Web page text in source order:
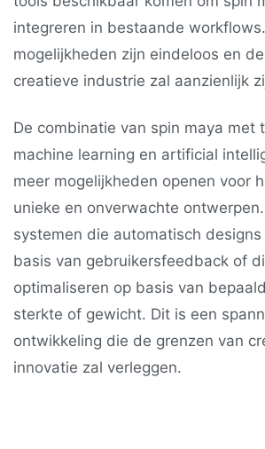
integreren in bestaande
mogelijkheden zijn eindeloos en
creatieve industrie zal aanzienlijk
De combinatie van spin maya met
machine learning en artificial
meer mogelijkheden openen voor
unieke en onverwachte
systemen die automatisch
basis van gebruikersfeedback of
optimaliseren op basis van
sterkte of gewicht. Dit is een
ontwikkeling die de grenzen van
innovatie zal verleggen.